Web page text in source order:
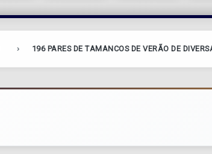
196 PARES DE TAMANCOS DE VERÃO DE